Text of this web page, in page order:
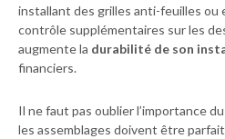
installant des grilles anti-feuilles ou
contrôle supplémentaires sur les
augmente la durabilité de son
financiers.
Il ne faut pas oublier l’importance du
les assemblages doivent être